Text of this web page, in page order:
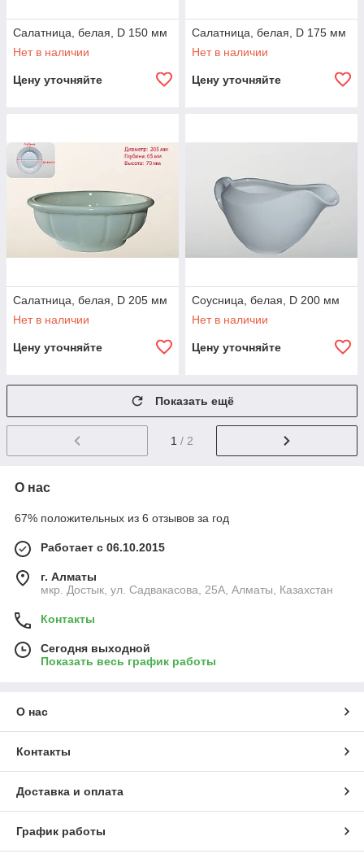
Салатница, белая, D 150 мм
Нет в наличии
Цену уточняйте
Салатница, белая, D 175 мм
Нет в наличии
Цену уточняйте
Салатница, белая, D 205 мм
Нет в наличии
Цену уточняйте
Соусница, белая, D 200 мм
Нет в наличии
Цену уточняйте
Показать ещё
1 / 2
О нас
67% положительных из 6 отзывов за год
Работает с 06.10.2015
г. Алматы
мкр. Достык, ул. Садвакасова, 25А, Алматы, Казахстан
Контакты
Сегодня выходной
Показать весь график работы
О нас
Контакты
Доставка и оплата
График работы